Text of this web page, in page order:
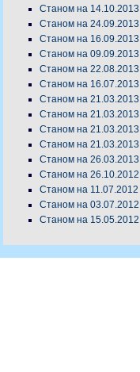
Станом на 14.10.2013
Станом на 24.09.2013
Станом на 16.09.2013
Станом на 09.09.2013
Станом на 22.08.2013
Станом на 16.07.2013
Станом на 21.03.2013
Станом на 21.03.2013
Станом на 21.03.2013
Станом на 21.03.2013
Станом на 26.03.2013
Станом на 26.10.2012
Станом на 11.07.2012
Станом на 03.07.2012
Станом на 15.05.2012